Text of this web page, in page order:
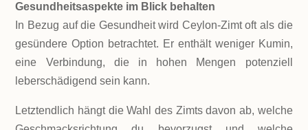
Gesundheitsaspekte im Blick behalten
In Bezug auf die Gesundheit wird Ceylon-Zimt oft als die
gesündere Option betrachtet. Er enthält weniger Kumin,
eine Verbindung, die in hohen Mengen potenziell
leberschädigend sein kann.
Letztendlich hängt die Wahl des Zimts davon ab, welche